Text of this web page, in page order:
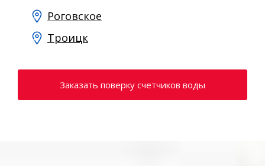
Роговское
Троицк
Заказать поверку счетчиков воды